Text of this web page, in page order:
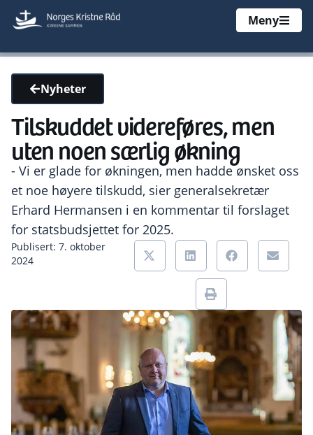
Meny
Nyheter
Tilskuddet videreføres, men
uten noen særlig økning
- Vi er glade for økningen, men hadde ønsket oss
et noe høyere tilskudd, sier generalsekretær
Erhard Hermansen i en kommentar til forslaget
for statsbudsjettet for 2025.
Publisert: 7. oktober
2024